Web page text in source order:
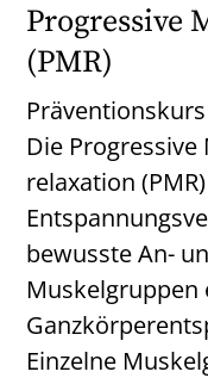
Progressive
(PMR)
Die
relaxation
bewusste An-
Muskelgruppen
Einzelne